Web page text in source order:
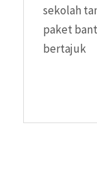
sekolah
paket
bertajuk